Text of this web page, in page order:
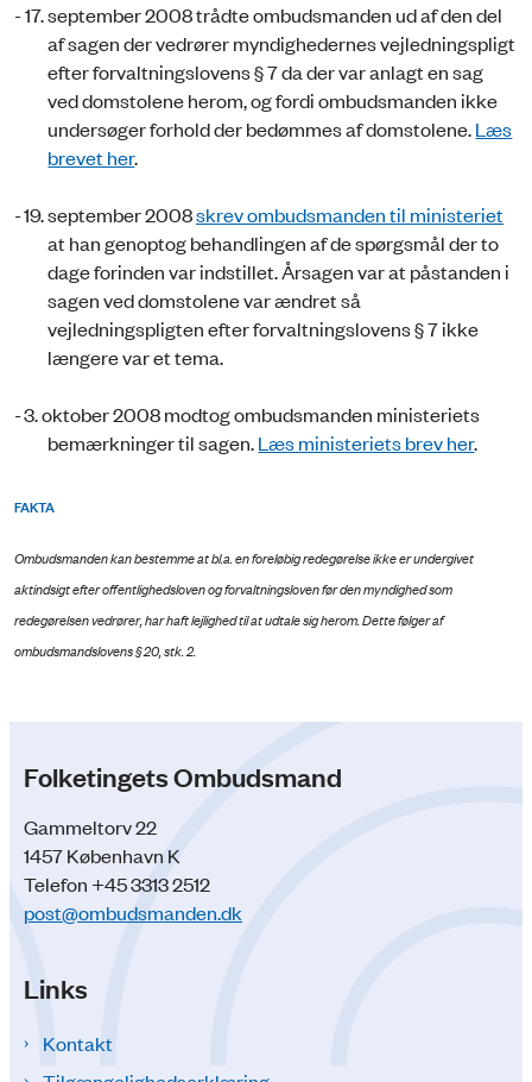
- 17. september 2008 trådte ombudsmanden ud af den del
af sagen der vedrører myndighedernes vejledningspligt
efter forvaltningslovens § 7 da der var anlagt en sag
ved domstolene herom, og fordi ombudsmanden ikke
undersøger forhold der bedømmes af domstolene.Læs
brevet her.
-19. september 2008skrev ombudsmanden til ministeriet
at han genoptog behandlingen af de spørgsmål der to
dage forinden var indstillet. Årsagen var at påstanden i
sagen ved domstolene var ændret så
vejledningspligten efter forvaltningslovens § 7 ikke
længere var et tema.
-3. oktober 2008 modtog ombudsmanden ministeriets
bemærkninger til sagen.Læs ministeriets brev her.
FAKTA
Ombudsmanden kan bestemme at bl.a. en foreløbig redegørelse ikke er undergivet
aktindsigt efter offentlighedsloven og forvaltningsloven før den myndighed som
redegørelsen vedrører, har haft lejlighed til at udtale sig herom. Dette følger af
ombudsmandslovens § 20, stk. 2.
Folketingets Ombudsmand
Gammeltorv 22
1457 København K
Telefon +45 3313 2512
post@ombudsmanden.dk
Links
Kontakt